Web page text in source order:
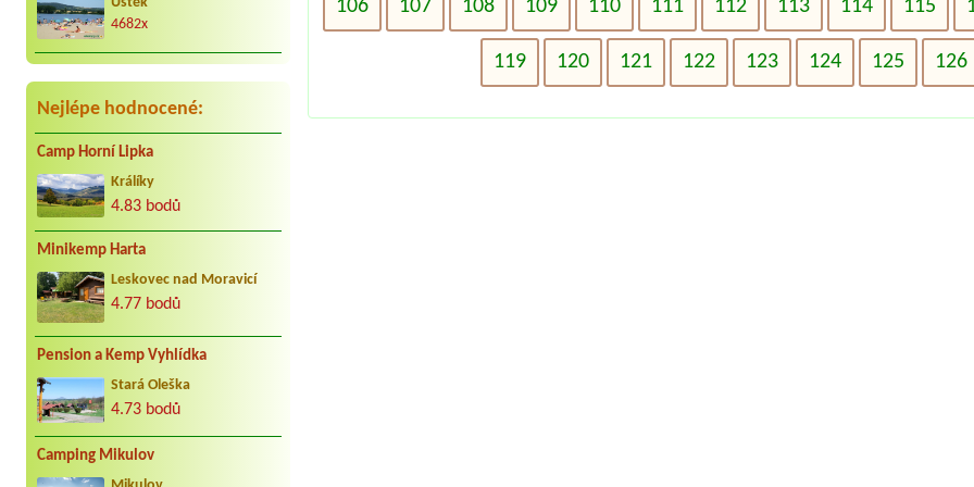
kar. cca 25 let do Jindřiše vždy
radostně. Děkujeme Vaculovi, Brno.
4682x
Nejlépe hodnocené:
Camp Horní Lipka
Králíky
4.83 bodů
Minikemp Harta
Leskovec nad Moravicí
4.77 bodů
Pension a Kemp Vyhlídka
Stará Oleška
4.73 bodů
Camping Mikulov
106 107 108 109 110 111 112 113 114 115
119 120 121 122 123 124 125 126